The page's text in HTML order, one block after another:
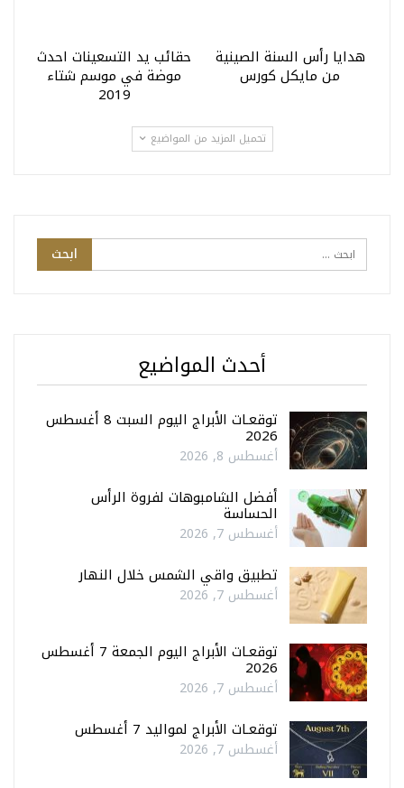
هدايا رأس السنة الصينية
من مايكل كورس
حقائب يد التسعينات احدث
موضة في موسم شتاء
2019
تحميل المزيد من المواضيع
أحدث المواضيع
توقعـات الأبراج اليوم السبت 8 أغسطس
2026
أغسطس 8, 2026
أفضل الشامبوهات لفروة الرأس
الحساسة
أغسطس 7, 2026
تطبيق واقي الشمس خلال النهار
أغسطس 7, 2026
توقعـات الأبراج اليوم الجمعة 7 أغسطس
2026
أغسطس 7, 2026
توقعـات الأبراج لمواليد 7 أغسطس
أغسطس 7, 2026